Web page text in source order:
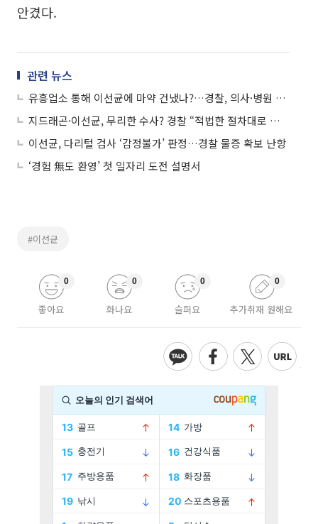
안겼다.
관련 뉴스
유흥업소 통해 이선균에 마약 건냈나?…경찰, 의사·병원 압수수색
지드래곤·이선균, 무리한 수사? 경찰 “적법한 절차대로 혐의 판단”
이선균, 다리털 검사 ‘감정불가’ 판정…경찰 물증 확보 난항
‘경험 無도 환영’ 첫 일자리 도전 설명서
#이선균
좋아요
0
화나요
0
슬퍼요
0
추가취재 원해요
0